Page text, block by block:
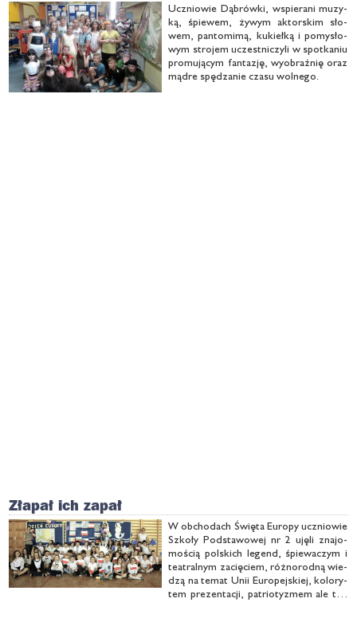
Ucznio­wie Dą­brów­ki, wspie­ra­ni mu­zy­
ką, śpie­wem, ży­wym ak­tor­skim sło­
wem, pan­to­mi­mą, ku­kieł­ką i po­my­sło­
wym stro­jem uczest­ni­czy­li w spo­tka­niu
pro­mu­ją­cym fan­ta­zję, wy­obraź­nię oraz
mą­dre spę­dza­nie cza­su wol­ne­go.
Złapał ich zapał
W ob­cho­dach Świę­ta Eu­ro­py ucznio­wie
Szko­ły Pod­sta­wo­wej nr 2 uję­li zna­jo­
mo­ścią pol­skich le­gend, śpie­wa­czym i
te­atral­nym za­cię­ciem, róż­no­rod­ną wie­
dzą na te­mat Unii Eu­ro­pej­skiej, ko­lo­ry­
tem pre­zen­ta­cji, pa­trio­ty­zmem ale też